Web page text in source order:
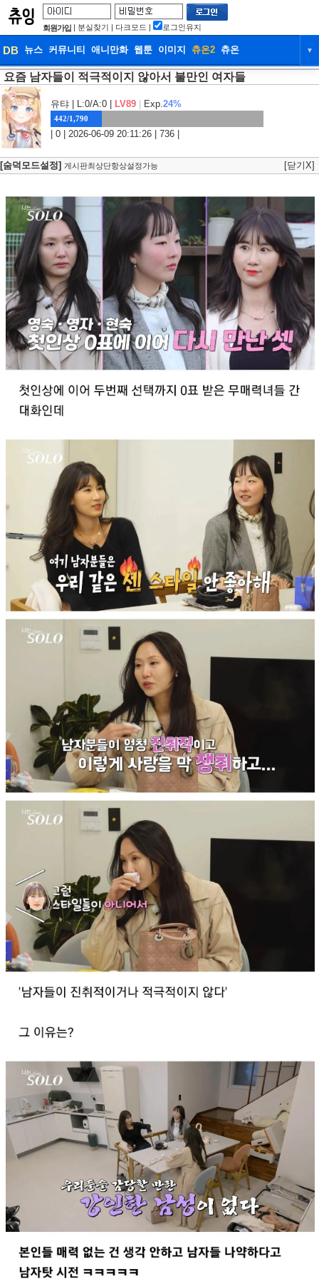
회원가입 | 분실찾기 | 다크모드 | 로그인유지
DB 뉴스 커뮤니티 애니만화 웹툰 이미지 츄온2 츄온 ▼
DB 뉴스 커뮤니티
웹툰 이미지
요즘 남자들이 적극적이지 않아서 불만인 여자들
유탸 | L:0/A:0 | LV89 Exp.24%
442/1,790
| 0 | 2026-06-09 20:11:26 | 736 |
[숨덕모드설정] 게시판최상단항상설정가능 [닫기X]